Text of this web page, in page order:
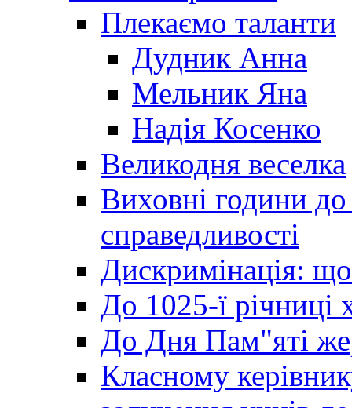
Плекаємо таланти
Дудник Анна
Мельник Яна
Надія Косенко
Великодня веселка
Виховні години до
справедливості
Дискримінація:
До 1025-ї річниці
До Дня Пам"яті
Класному